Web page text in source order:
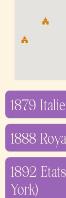
1879
1888
1892
York)